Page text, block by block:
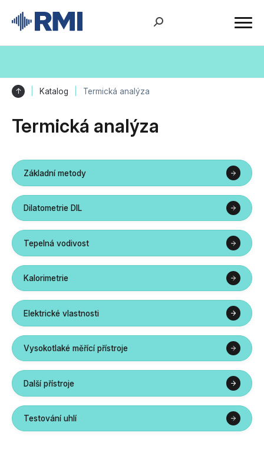
↑ Katalog Termická analýza
Termická analýza
Základní metody
Dilatometrie DIL
Tepelná vodivost
Kalorimetrie
Elektrické vlastnosti
Vysokotlaké měřící přístroje
Další přístroje
Testování uhlí